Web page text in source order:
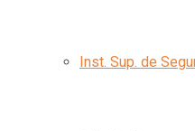
Inst. Sup. de